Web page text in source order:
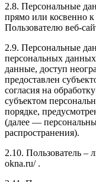
2.8. Персональные
прямо или косвенно
Пользователю веб-
2.9. Персональные
персональных
данные, доступ
предоставлен
согласия на
субъектом
порядке,
(далее —
распространения).
2.10. Пользователь –
okna.ru/ .